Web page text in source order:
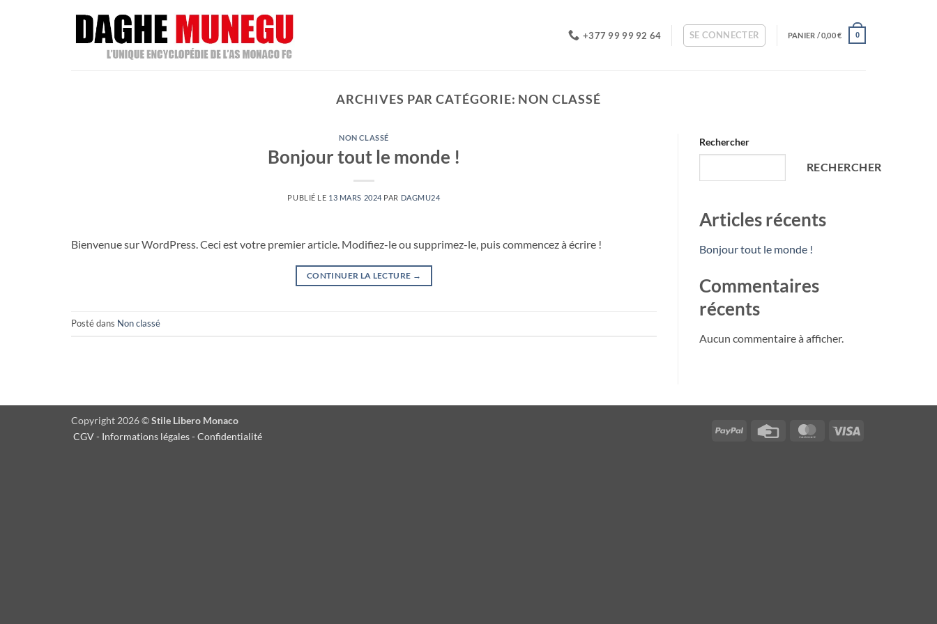
+377 99 99 92 64 SE CONNECTER PANIER /0,00€ 0
ARCHIVES PAR CATÉGORIE: NON CLASSÉ
NON CLASSÉ
Bonjour tout le monde !
PUBLIÉ LE 13 MARS 2024 PAR DAGMU24
Bienvenue sur WordPress. Ceci est votre premier article. Modifiez-le ou supprimez-le, puis commencez à écrire !
CONTINUER LA LECTURE →
Posté dans Non classé
Rechercher
RECHERCHER
Articles récents
Bonjour tout le monde !
Commentaires
récents
Aucun commentaire à afficher.
PayPal
Credit
MasterCard
Copyright 2026 ©Stile Libero Monaco
CGV- Informations légales-Confidentialité